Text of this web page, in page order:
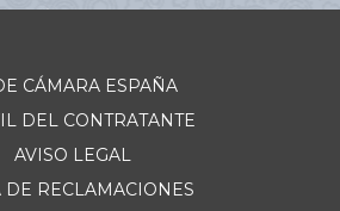
CÁMARA ESPAÑA
DEL CONTRATANTE
AVISO LEGAL
DE RECLAMACIONES